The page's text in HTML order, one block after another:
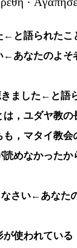
←と語られた
←あなたのよそ
ました←と語
，ユダヤ教の
も，マタイ教
読めなかった
さい←あなた
使われている